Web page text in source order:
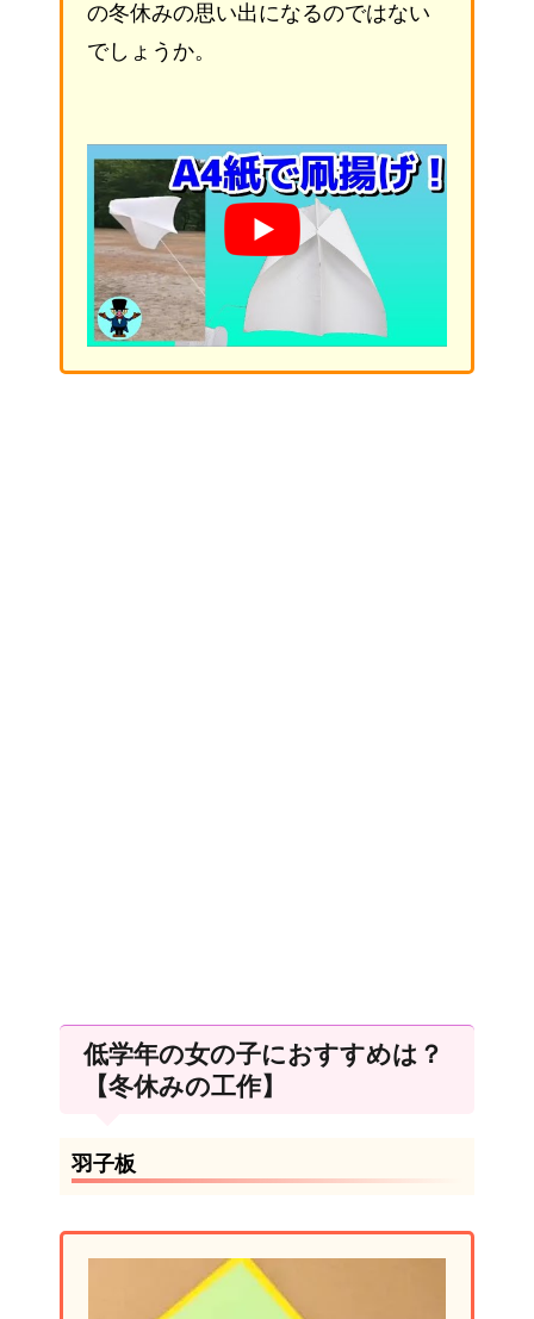
の冬休みの思い出になるのではない
でしょうか。
低学年の女の子におすすめは？
【冬休みの工作】
羽子板